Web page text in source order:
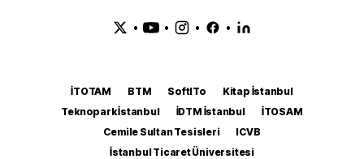
• • • •
İTOTAM BTM SoftITo
Kitap İstanbul
Teknopark İstanbul
İDTM İstanbul
İTOSAM
Cemile Sultan Tesisleri
ICVB
İstanbul Ticaret Üniversitesi